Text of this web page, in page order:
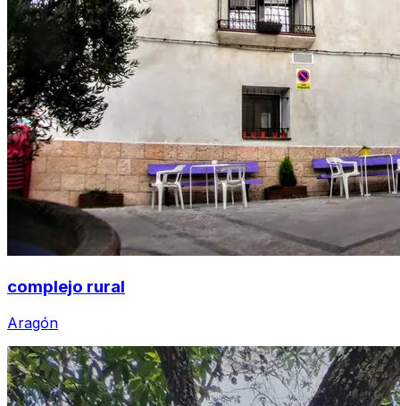
complejo rural
Aragón